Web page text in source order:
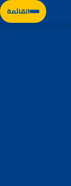
القائمة